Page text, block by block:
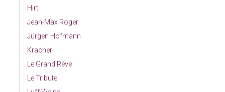
Hirtl
Jean-Max Roger
Jürgen Hofmann
Kracher
Le Grand Rève
Le Tribute